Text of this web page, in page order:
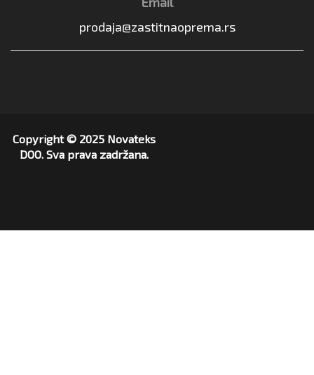
prodaja@zastitnaoprema.rs
Copyright © 2025 Novateks
DOO. Sva prava zadržana.